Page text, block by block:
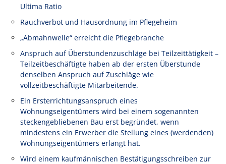
Ultima Ratio
Rauchverbot und Hausordnung im Pflegeheim
„Abmahnwelle“ erreicht die Pflegebranche
Anspruch auf Überstundenzuschläge bei Teilzeittätigkeit –
Teilzeitbeschäftigte haben ab der ersten Überstunde
denselben Anspruch auf Zuschläge wie
vollzeitbeschäftigte Mitarbeitende.
Ein Ersterrichtungsanspruch eines
Wohnungseigentümers wird bei einem sogenannten
steckengebliebenen Bau erst begründet, wenn
mindestens ein Erwerber die Stellung eines (werdenden)
Wohnungseigentümers erlangt hat.
Wird einem kaufmännischen Bestätigungsschreiben zur